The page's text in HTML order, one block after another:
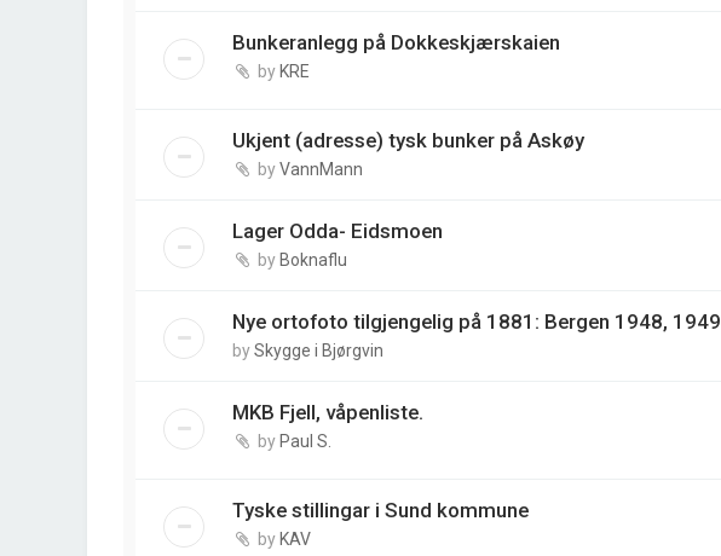
Bunkeranlegg på Dokkeskjærskaien
by KRE
Ukjent (adresse) tysk bunker på Askøy
byVannMann
Lager Odda- Eidsmoen
by Boknaflu
Nye ortofoto tilgjengelig på 1881: Bergen 1948, 1949
bySkygge i Bjørgvin
MKB Fjell, våpenliste.
by Paul S.
Tyske stillingar i Sund kommune
by KAV